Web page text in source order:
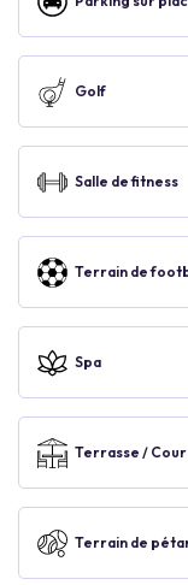
Golf
Salle de fitness
Terrain de
Spa
Terrasse /
Terrain de